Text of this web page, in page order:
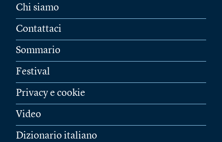
Chi siamo
Contattaci
Sommario
Festival
Privacy e cookie
Video
Dizionario italiano